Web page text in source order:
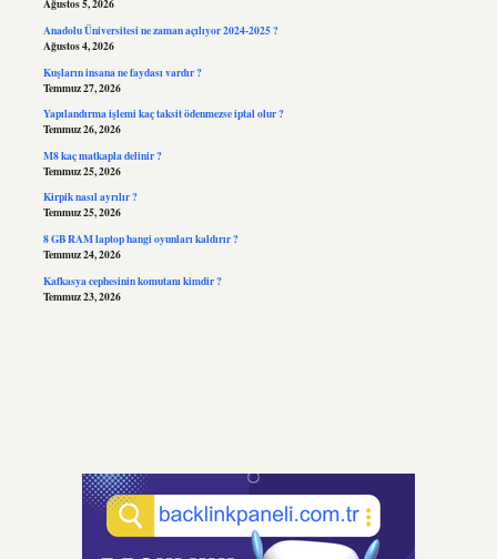
Ağustos 5, 2026
Anadolu Üniversitesi ne zaman açılıyor 2024-2025 ?
Ağustos 4, 2026
Kuşların insana ne faydası vardır ?
Temmuz 27, 2026
Yapılandırma işlemi kaç taksit ödenmezse iptal olur ?
Temmuz 26, 2026
M8 kaç matkapla delinir ?
Temmuz 25, 2026
Kirpik nasıl ayrılır ?
Temmuz 25, 2026
8 GB RAM laptop hangi oyunları kaldırır ?
Temmuz 24, 2026
Kafkasya cephesinin komutanı kimdir ?
Temmuz 23, 2026